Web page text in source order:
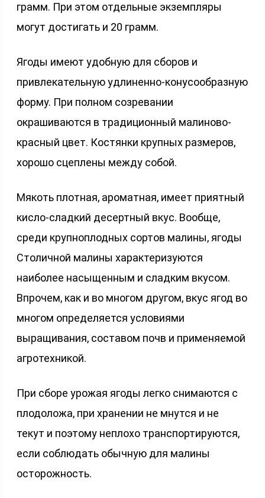
грамм. При этом отдельные экземпляры
могут достигать и 20 грамм.
Ягоды имеют удобную для сборов и
привлекательную удлиненно-конусообразную
форму. При полном созревании
окрашиваются в традиционный малиново-
красный цвет. Костянки крупных размеров,
хорошо сцеплены между собой.
Мякоть плотная, ароматная, имеет приятный
кисло-сладкий десертный вкус. Вообще,
среди крупноплодных сортов малины, ягоды
Столичной малины характеризуются
наиболее насыщенным и сладким вкусом.
Впрочем, как и во многом другом, вкус ягод во
многом определяется условиями
выращивания, составом почв и применяемой
агротехникой.
При сборе урожая ягоды легко снимаются с
плодоложа, при хранении не мнутся и не
текут и поэтому неплохо транспортируются,
если соблюдать обычную для малины
осторожность.